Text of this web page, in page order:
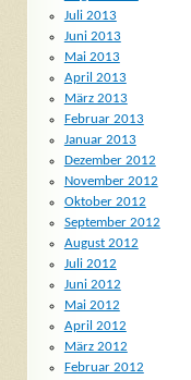
Juli 2013
Juni 2013
Mai 2013
April 2013
März 2013
Februar 2013
Januar 2013
Dezember 2012
November 2012
Oktober 2012
September 2012
August 2012
Juli 2012
Juni 2012
Mai 2012
April 2012
März 2012
Februar 2012